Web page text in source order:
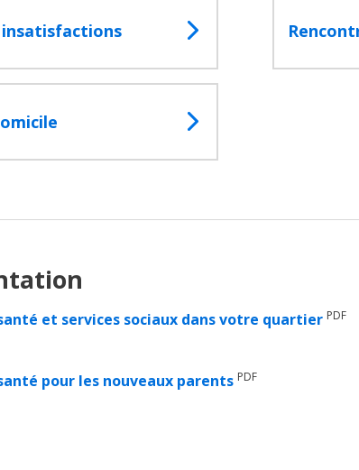
et services sociaux dans votre quartier PDF
pour les nouveaux parents PDF